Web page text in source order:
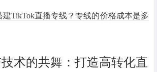
建TikTok直播专线？专线的价格成本是多
术的共舞：打造高转化直